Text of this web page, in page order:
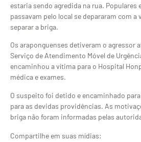
estaria sendo agredida na rua. Populares
passavam pelo local se depararam com
separar a briga.
Os araponguenses detiveram o agressor
Serviço de Atendimento Móvel de
encaminhou a vítima para o Hospital
médica e exames.
O suspeito foi detido e encaminhado para
para as devidas providências. As
briga não foram informadas pelas
Compartilhe em suas mídias: